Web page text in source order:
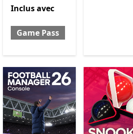
Avec des achats dans l’application
Inclus avec Game Pass
Inclusavec
Game Pass